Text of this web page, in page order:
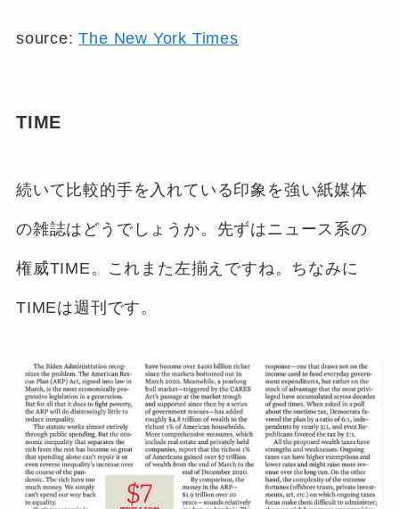
source:The New York Times
TIME
続いて比較的手を入れている印象を強い紙媒体
の雑誌はどうでしょうか。先ずはニュース系の
権威TIME。これまた左揃えですね。ちなみに
TIMEは週刊です。